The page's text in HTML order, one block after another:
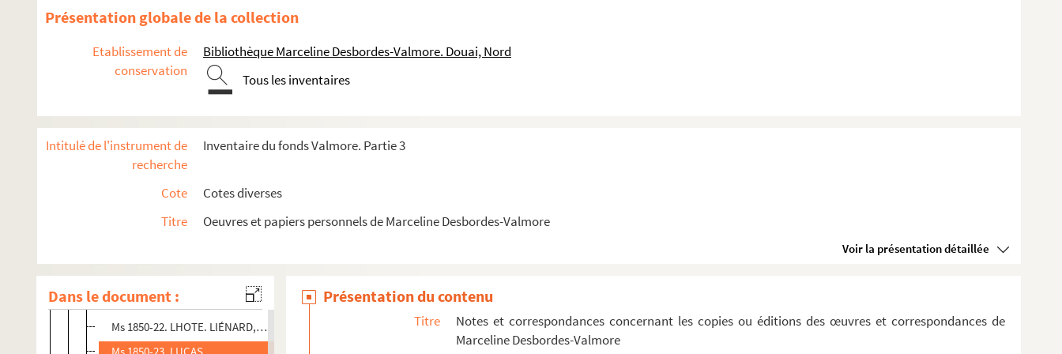
Présentation globale de la collection
Etablissement de
conservation
Bibliothèque Marceline Desbordes-Valmore. Douai, Nord
Tous les inventaires
Intitulé de l'instrument de
recherche
Inventaire du fonds Valmore. Partie 3
Cote
Cotes diverses
Titre
Oeuvres et papiers personnels de Marceline Desbordes-Valmore
Voir la présentation détaillée
Dans le document :
Ms 1850-9. DEPRÉS. DEPREUX. DEQUERSONNIÈRE. DERAISME. DERBAIX. DEROMBIES. DERO, DE ROO. DEROUBAIX. DERVILLE. DE...
Ms 1850-11. DRAUX. DREUX. DRO, DROT. DROITOT. DRONSART.
Ms 1850-12. DRUEZ. DUBAR. DUBOIS. DUBUISSON. DUBUS. DUCHATEAU. DUCLOUX, DU CLOU. DUCORPS. DUEZ. DUFERNAY. DUFEY....
Ms 1850-14. DUTHILLŒUL I.
Ms 1850-15. DUTHILLŒUL II.
Ms 1850-18. HAMILLE. HAUREGARD, D’HAUREGART. HAUTAIS, d’. HAZARD, HASARD. HENNE. HEUPGEN. HOCHART, Marie-Marceli...
Ms 1850-20. LANSEL. LARGILLIÈRE. LAROCHE-AYMON, de. LAURENS. LAVAINNE. LAVERNE. LEBLANC. LEBLON, LEBLOND. LEBON....
Ms 1850-21. LEDUC. LEFEBVRE. LEFEVRE. LEFIN. LEGRAND. LEGRIS. LEGROS. LEIGH. LELARGE. LELEU. LEMAIRE. LEMPEREUR....
Ms 1850-22. LHOTE. LIÉNARD, LIERNART. LINARD, LINART. LOCQUET. LORRAINE, Charles et Anne-Charlotte de, LOURDEL.
Présentation du contenu
Titre
Notes et correspondances concernant les copies ou éditions des œuvres et correspondances de
Marceline Desbordes-Valmore